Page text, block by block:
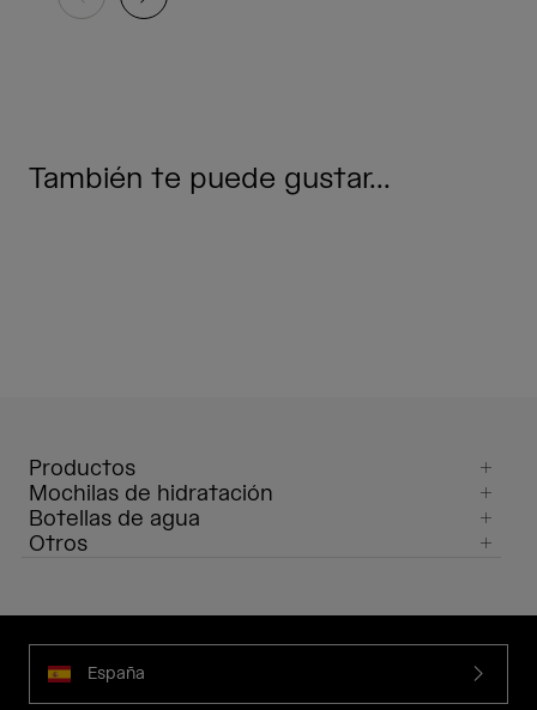
También te puede gustar...
Productos
Mochilas de hidratación
Botellas de agua
Otros
España